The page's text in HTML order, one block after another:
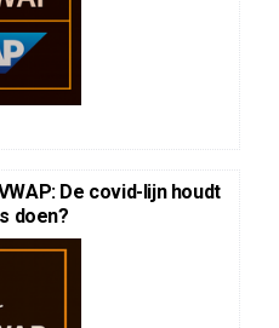
De covid-lijn houdt
doen?